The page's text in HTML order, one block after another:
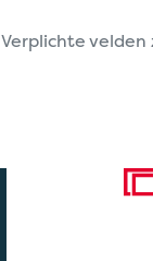
Verplichte